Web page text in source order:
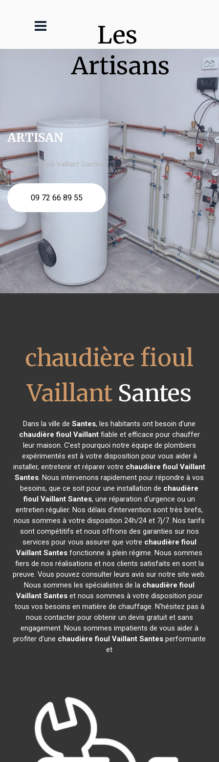
Les
Artisans
ARTISAN
chaudière fioul Vaillant Santes
09 72 66 89 55
chaudière fioul
Vaillant Santes
Dans la ville deSantes, les habitants ont besoin d'une
chaudière fioul Vaillantfiable et efficace pour chauffer
leur maison. C'est pourquoi notre équipe de plombiers
expérimentés est à votre disposition pour vous aider à
installer, entretenir et réparer votre chaudière fioul Vaillant
Santes. Nous intervenons rapidement pour répondre à vos
besoins, que ce soit pour une installation de chaudière
fioul Vaillant Santes, une réparation d'urgence ou un
entretien régulier. Nos délais d'intervention sont très brefs,
nous sommes à votre disposition 24h/24 et 7j/7. Nos tarifs
sont compétitifs et nous offrons des garanties sur nos
services pour vous assurer que votre chaudière fioul
Vaillant Santes fonctionne à plein régime. Nous sommes
fiers de nos réalisations et nos clients satisfaits en sont la
preuve. Vous pouvez consulter leurs avis sur notre site web.
Nous sommes les spécialistes de la chaudière fioul
Vaillant Santeset nous sommes à votre disposition pour
tous vos besoins en matière de chauffage. N'hésitez pas à
nous contacter pour obtenir un devis gratuit et sans
engagement. Nous sommes impatients de vous aider à
profiter d'une chaudière fioul Vaillant Santesperformante
et